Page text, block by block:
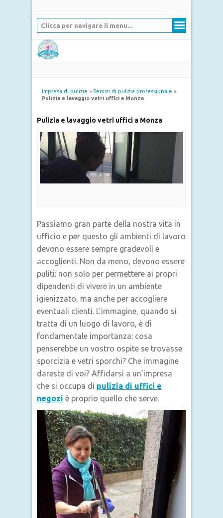
Clicca per navigare il menu...
Impresa di pulizie » Servizi di pulizia professionale »
Pulizia e lavaggio vetri uffici a Monza
Pulizia e lavaggio vetri uffici a Monza
Passiamo gran parte della nostra vita in
ufficio e per questo gli ambienti di lavoro
devono essere sempre gradevoli e
accoglienti. Non da meno, devono essere
puliti: non solo per permettere ai propri
dipendenti di vivere in un ambiente
igienizzato, ma anche per accogliere
eventuali clienti. L’immagine, quando si
tratta di un luogo di lavoro, è di
fondamentale importanza: cosa
penserebbe un vostro ospite se trovasse
sporcizia e vetri sporchi? Che immagine
dareste di voi? Affidarsi a un’impresa
che si occupa di pulizia di uffici e
negozi è proprio quello che serve.